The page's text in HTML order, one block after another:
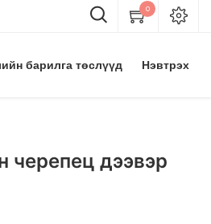
0
барилга төслүүд Нэвтрэх
черепец дээвэр